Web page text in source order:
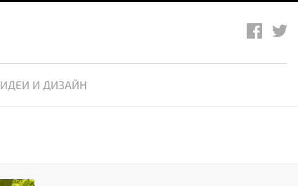
ИДЕИ И ДИЗАЙН